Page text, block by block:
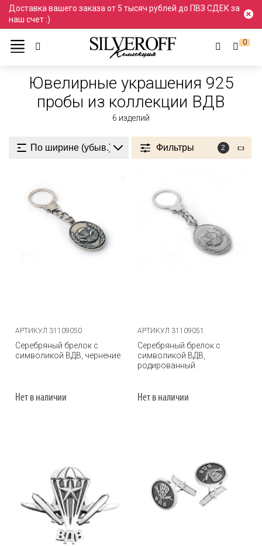
Доставка вашего заказа от 5 тысяч рублей до ПВЗ СДЕК за
наш счет :)
0
Ювелирные украшения
Проба 925 925 пробы
Ювелирные украшения 925
пробы из коллекции ВДВ
6 изделий
Фильтры 2
АРТИКУЛ 31109050
Серебряный брелок с
символикой ВДВ, чернение
Нет в наличии
АРТИКУЛ 31109051
Серебряный брелок с
символикой ВДВ,
родированный
Нет в наличии